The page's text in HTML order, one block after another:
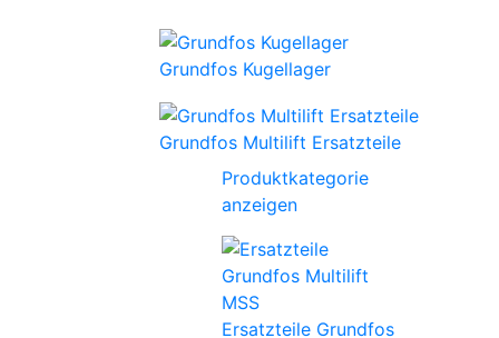
Grundfos Kugellager
Grundfos Multilift Ersatzteile
Produktkategorie
anzeigen
Ersatzteile Grundfos